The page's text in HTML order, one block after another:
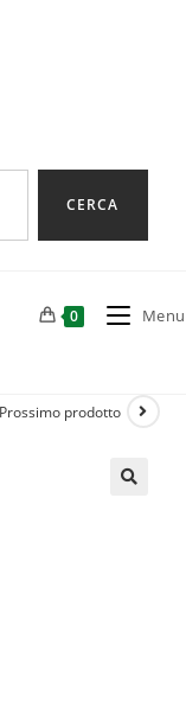
CERCA
0 Menu
Prossimo prodotto